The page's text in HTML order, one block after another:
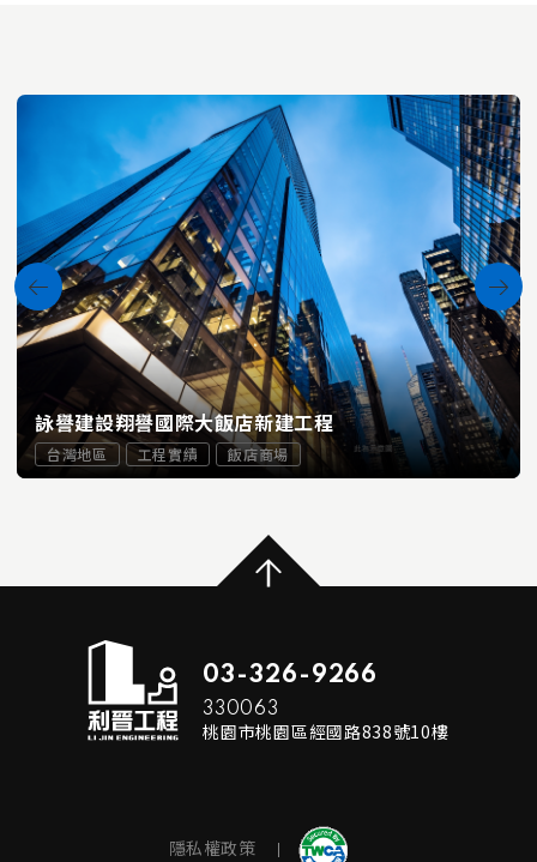
詠譽建設翔譽國際大飯店新建工程
台灣地區 工程實績 飯店商場
03-326-9266
330063
桃園市桃園區經國路838號10樓
隱私權政策